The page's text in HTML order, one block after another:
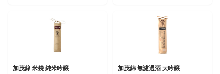
加茂錦 米袋 純米吟醸 加茂錦 無濾過酒 大吟醸